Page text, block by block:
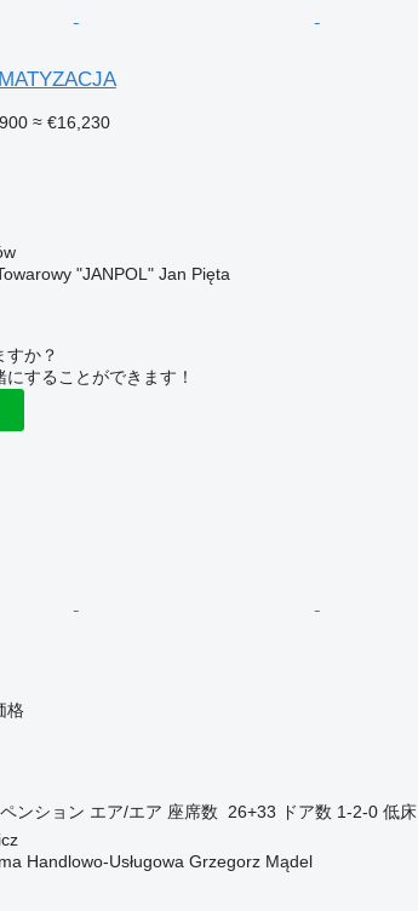
≈ €16,230
"JANPOL" Jan Pięta
すか？
することができます！
格
ンション エア/エア 座席数 26+33 ドア数 1-2-0 低床
Handlowo-Usługowa Grzegorz Mądel